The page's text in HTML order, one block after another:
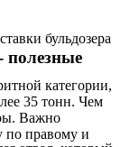
бульдозера
категории,
35 тонн. Чем
Важно
по правому и
полезные